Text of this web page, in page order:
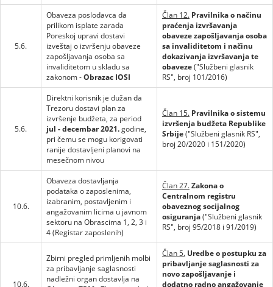
5.6.
Obaveza poslodavca da
prilikom isplate zarada
Poreskoj upravi dostavi
izveštaj o izvršenju obaveze
zapošljavanja osoba sa
invaliditetom u skladu sa
zakonom -Obrazac IOSI
Član 12. Pravilnika o načinu
praćenja izvršavanja
obaveze zapošljavanja osoba
sa invaliditetom i načinu
dokazivanja izvršavanja te
obaveze("Službeni glasnik
RS", broj 101/2016)
5.6.
Direktni korisnik je dužan da
Trezoru dostavi plan za
izvršenje budžeta, za period
jul - decembar 2021.godine,
pri čemu se mogu korigovati
ranije dostavljeni planovi na
mesečnom nivou
Član 15. Pravilnika o sistemu
izvršenja budžeta Republike
Srbije("Službeni glasnik RS",
broj 20/2020 i 151/2020)
10.6.
Obaveza dostavljanja
podataka o zaposlenima,
izabranim, postavljenim i
angažovanim licima u javnom
sektoru na Obrascima 1, 2, 3 i
4 (Registar zaposlenih)
Član 27.Zakona o
Centralnom registru
obaveznog socijalnog
osiguranja("Službeni glasnik
RS", broj 95/2018 i 91/2019)
10.6.
Zbirni pregled primljenih molbi
za pribavljanje saglasnosti
nadležni organ dostavlja na
Član 5. Uredbe o postupku za
pribavljanje saglasnosti za
novo zapošljavanje i
dodatno radno angažovanje